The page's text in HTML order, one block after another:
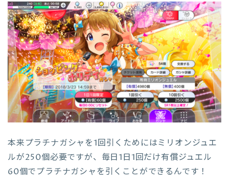
本来プラチナガシャを1回引くためにはミリオンジュエ
ルが250個必要ですが、毎日1日1回だけ有償ジュエル
60個でプラチナガシャを引くことができるんです！